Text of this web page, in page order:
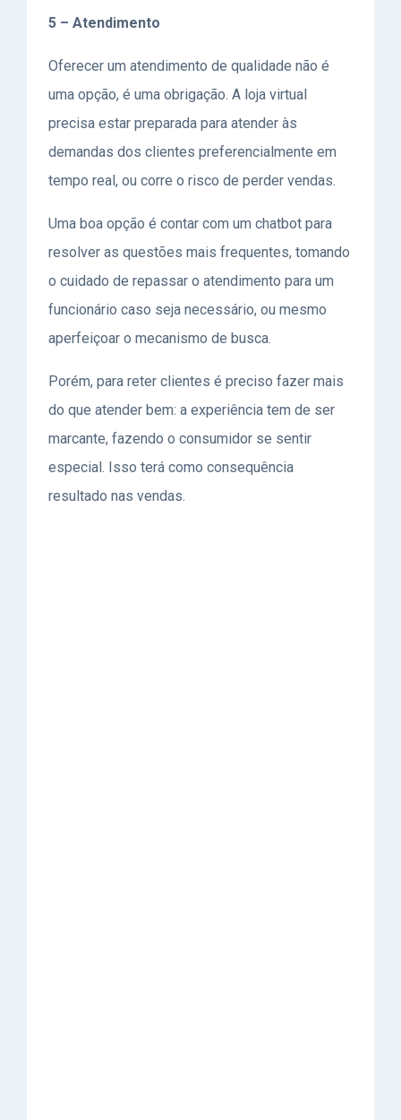
5 – Atendimento
Oferecer um atendimento de qualidade não é
uma opção, é uma obrigação. A loja virtual
precisa estar preparada para atender às
demandas dos clientes preferencialmente em
tempo real, ou corre o risco de perder vendas.
Uma boa opção é contar com um chatbot para
resolver as questões mais frequentes, tomando
o cuidado de repassar o atendimento para um
funcionário caso seja necessário, ou mesmo
aperfeiçoar o mecanismo de busca.
Porém, para reter clientes é preciso fazer mais
do que atender bem: a experiência tem de ser
marcante, fazendo o consumidor se sentir
especial. Isso terá como consequência
resultado nas vendas.